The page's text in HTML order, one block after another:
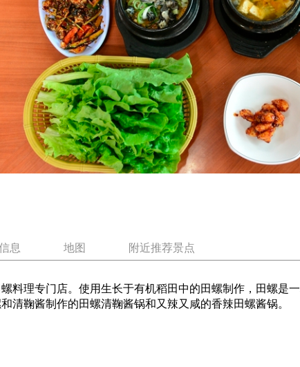
息 地图 附近推荐景点
料理专门店。使用生长于有机稻田中的田螺制作，田螺是
清鞠酱制作的田螺清鞠酱锅和又辣又咸的香辣田螺酱锅。